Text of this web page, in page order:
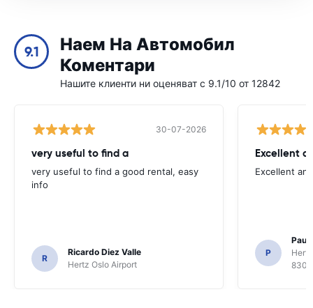
9.1
Наем На Автомобил
Коментари
Нашите клиенти ни оценяват с 9.1/10 от 12842
30-07-2026
very useful to find a
very useful to find a good rental, easy
info
R
Ricardo Diez Valle
Hertz Oslo Airport
Excellent
Excellent
P
Paul
8300